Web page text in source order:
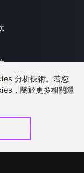
分析技術。若您
，關於更多相關隱